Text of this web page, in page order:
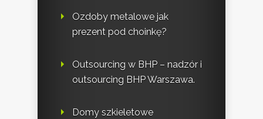
Ozdoby metalowe jak
prezent pod choinkę?
Outsourcing w BHP – nadzór i
outsourcing BHP Warszawa.
Domy szkieletowe